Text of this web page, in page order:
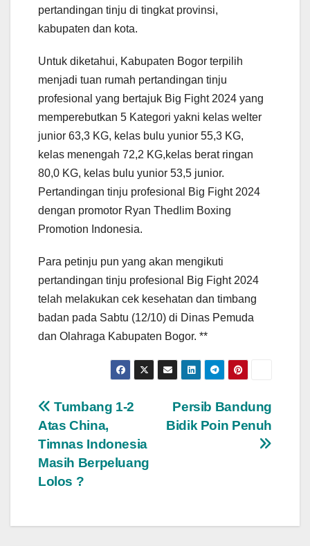
pertandingan tinju di tingkat provinsi,
kabupaten dan kota.
Untuk diketahui, Kabupaten Bogor terpilih
menjadi tuan rumah pertandingan tinju
profesional yang bertajuk Big Fight 2024 yang
memperebutkan 5 Kategori yakni kelas welter
junior 63,3 KG, kelas bulu yunior 55,3 KG,
kelas menengah 72,2 KG,kelas berat ringan
80,0 KG, kelas bulu yunior 53,5 junior.
Pertandingan tinju profesional Big Fight 2024
dengan promotor Ryan Thedlim Boxing
Promotion Indonesia.
Para petinju pun yang akan mengikuti
pertandingan tinju profesional Big Fight 2024
telah melakukan cek kesehatan dan timbang
badan pada Sabtu (12/10) di Dinas Pemuda
dan Olahraga Kabupaten Bogor. **
Navigasi
pos
Persib Bandung
Bidik Poin Penuh
Tumbang 1-2
Atas China,
Timnas Indonesia
Masih Berpeluang
Lolos ?